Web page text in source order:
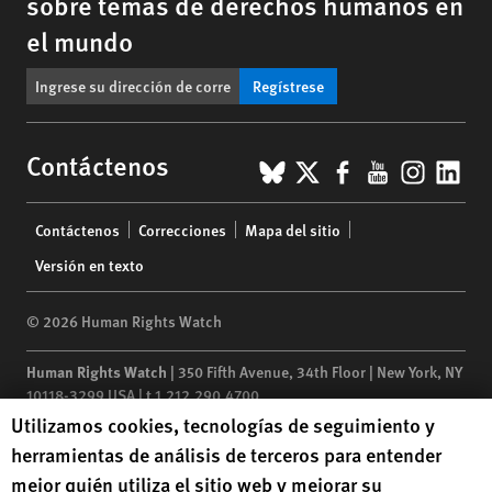
el mundo
Regístrese
Contáctenos BlueSky
X Facebook
YouTube
menu
Contáctenos Correcciones
Mapa del sitio
Versión en texto
© 2026 Human Rights Watch
Human Rights Watch | 350 Fifth Avenue, 34th Floor | New York, NY
10118-3299USA|t1.212.290.4700
Human Rights Watchis a 501(C)(3) nonprofit registered in the US
under EIN: 13-2875808
Human Rights Watch cookie preferences
Utilizamos cookies, tecnologías de seguimiento y
herramientas de análisis de terceros para entender
mejor quién utiliza el sitio web y mejorar su